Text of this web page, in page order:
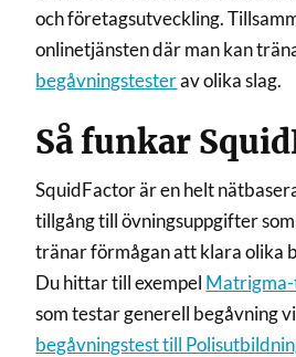
och företagsutveckling.
onlinetjänsten där man kan
begåvningstesterav olika slag.
Så funkar
SquidFactor är en helt
tillgång till övningsuppgifter
tränar förmågan att klara olika
Du hittar till exempel
som testar generell begåvning
begåvningstest till